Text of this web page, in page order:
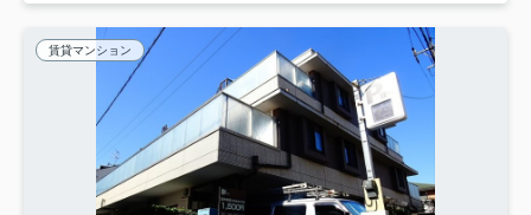
賃貸マンション